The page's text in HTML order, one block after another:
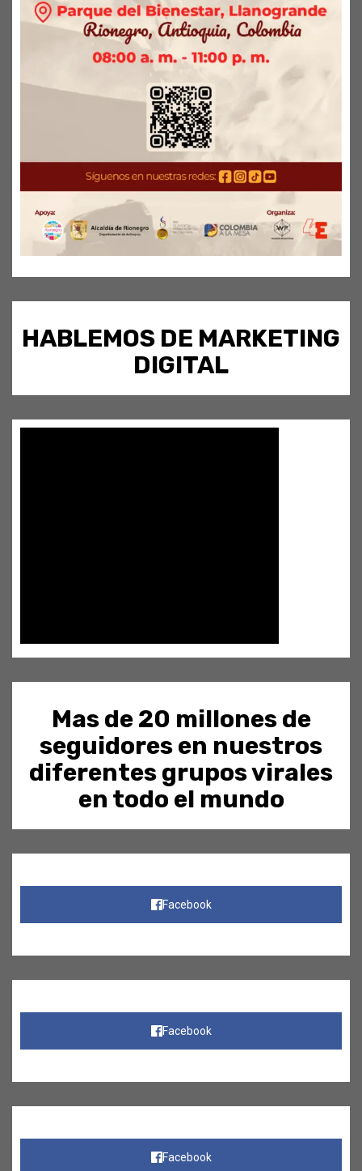
HABLEMOS DE MARKETING
DIGITAL
Mas de 20 millones de
seguidores en nuestros
diferentes grupos virales
en todo el mundo
Facebook
Facebook
Facebook